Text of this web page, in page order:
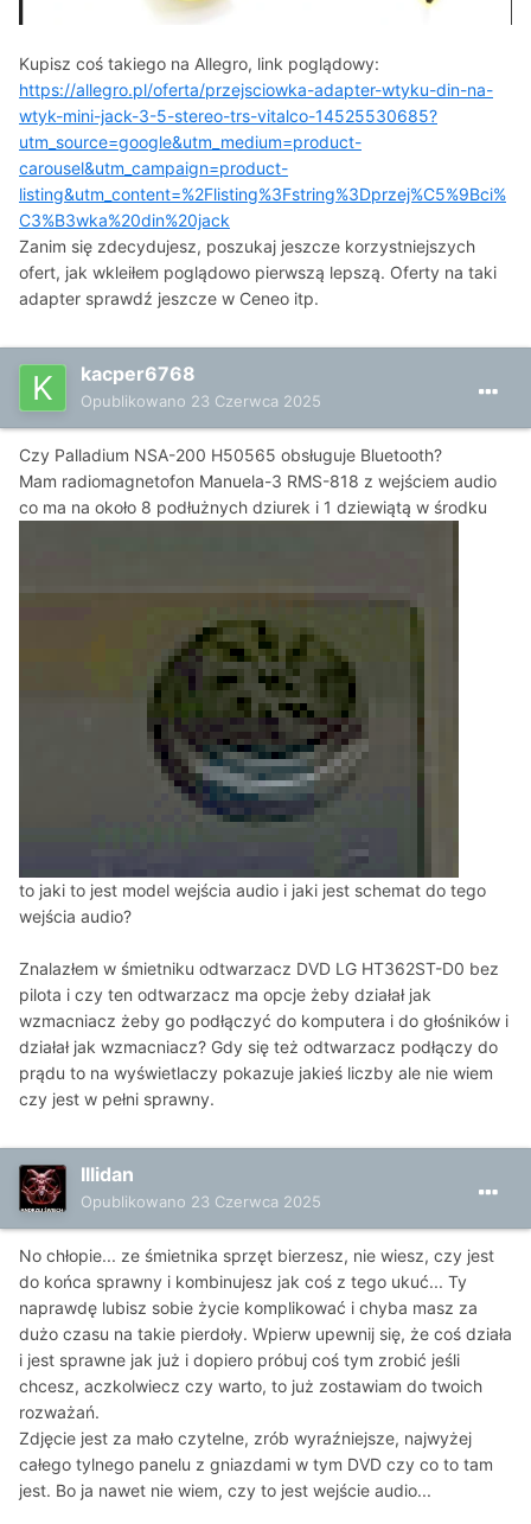
Kupisz coś takiego na Allegro, link poglądowy:
https://allegro.pl/oferta/przejsciowka-adapter-wtyku-din-na-
wtyk-mini-jack-3-5-stereo-trs-vitalco-14525530685?
utm_source=google&utm_medium=product-
carousel&utm_campaign=product-
listing&utm_content=%2Flisting%3Fstring%3Dprzej%C5%9Bci%
C3%B3wka%20din%20jack
Zanim się zdecydujesz, poszukaj jeszcze korzystniejszych
ofert, jak wkleiłem poglądowo pierwszą lepszą. Oferty na taki
adapter sprawdź jeszcze w Ceneo itp.
kacper6768
Opublikowano 23 Czerwca 2025
Czy Palladium NSA-200 H50565 obsługuje Bluetooth?
Mam radiomagnetofon Manuela-3 RMS-818 z wejściem audio
co ma na około 8 podłużnych dziurek i 1 dziewiątą w środku
to jaki to jest model wejścia audio i jaki jest schemat do tego
wejścia audio?
Znalazłem w śmietniku odtwarzacz DVD LG HT362ST-D0 bez
pilota i czy ten odtwarzacz ma opcje żeby działał jak
wzmacniacz żeby go podłączyć do komputera i do głośników i
działał jak wzmacniacz? Gdy się też odtwarzacz podłączy do
prądu to na wyświetlaczy pokazuje jakieś liczby ale nie wiem
czy jest w pełni sprawny.
Illidan
Opublikowano 23 Czerwca 2025
No chłopie... ze śmietnika sprzęt bierzesz, nie wiesz, czy jest
do końca sprawny i kombinujesz jak coś z tego ukuć... Ty
naprawdę lubisz sobie życie komplikować i chyba masz za
dużo czasu na takie pierdoły. Wpierw upewnij się, że coś działa
i jest sprawne jak już i dopiero próbuj coś tym zrobić jeśli
chcesz, aczkolwiecz czy warto, to już zostawiam do twoich
rozważań.
Zdjęcie jest za mało czytelne, zrób wyraźniejsze, najwyżej
całego tylnego panelu z gniazdami w tym DVD czy co to tam
jest. Bo ja nawet nie wiem, czy to jest wejście audio...